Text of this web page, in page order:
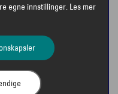
egne innstillinger. Les mer